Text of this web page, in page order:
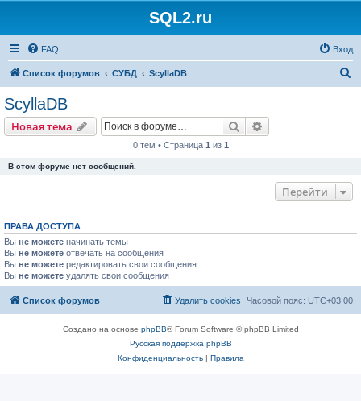
SQL2.ru
FAQ Вход
Список форумов СУБД ScyllaDB
ScyllaDB
Новая тема Поиск
0 тем • Страница 1 из 1
В этом форуме нет сообщений.
Перейти
ПРАВА ДОСТУПА
Вы не можете начинать темы
Вы не можете отвечать на сообщения
Вы не можете редактировать свои сообщения
Вы не можете удалять свои сообщения
Список форумов Часовой пояс: UTC+03:00
Удалить cookies
Создано на основе phpBB® Forum Software © phpBB Limited
Русская поддержка phpBB
Конфиденциальность| Правила